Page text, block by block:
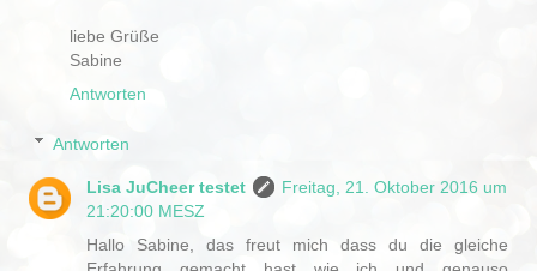
liebe Grüße
Sabine
Antworten
Antworten
Lisa JuCheer testet
Freitag, 21. Oktober 2016 um
21:20:00 MESZ
Hallo Sabine, das freut mich dass du die gleiche